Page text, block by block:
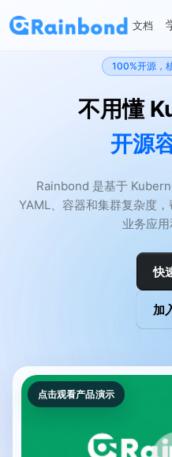
文档
100%开源，
不用懂
开源
Rainbond 是基于
YAML、容器和集群复杂度
业务应用
快
加
点击观看产品演示